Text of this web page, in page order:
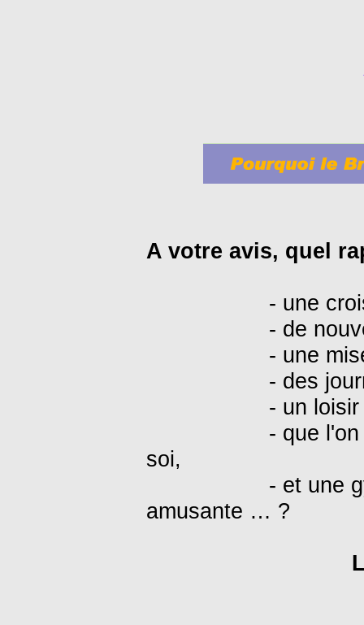
A votre avis, quel
- une
- de
- une
- des
- un
- que
soi,
- et une
amusante … ?